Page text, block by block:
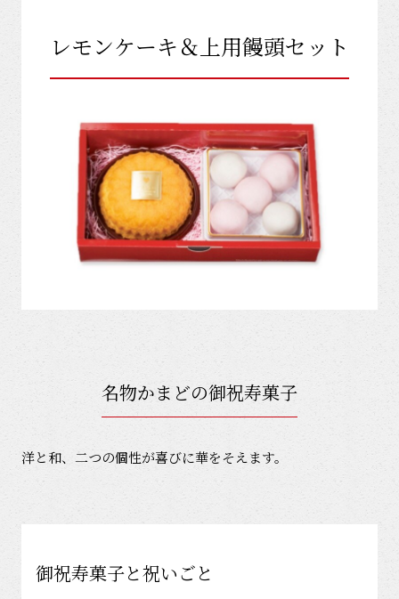
レモンケーキ＆上用饅頭セット
名物かまどの御祝寿菓子
洋と和、二つの個性が喜びに華をそえます。
御祝寿菓子と祝いごと